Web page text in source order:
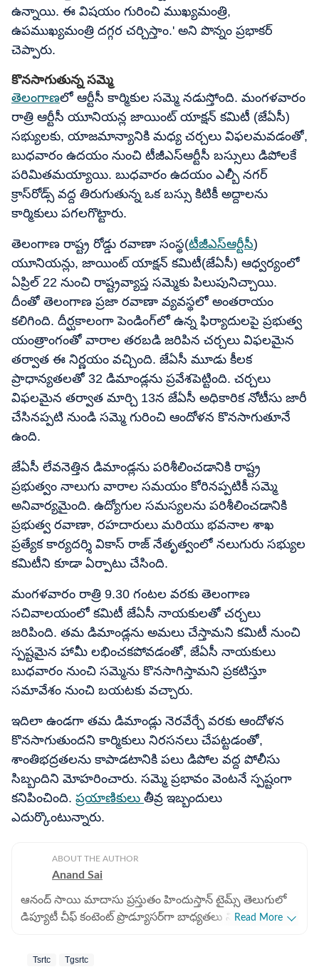
ఉన్నాయి. ఈ విషయం గురించి ముఖ్యమంత్రి,
ఉపముఖ్యమంత్రి దగ్గర చర్చిస్తాం.' అని పొన్నం ప్రభాకర్
చెప్పారు.
కొనసాగుతున్న సమ్మె
తెలంగాణలో ఆర్టీసీ కార్మికుల సమ్మె నడుస్తోంది. మంగళవారం
రాత్రి ఆర్టీసీ యూనియన్ల జాయింట్ యాక్షన్ కమిటీ (జేఏసీ)
సభ్యులకు, యాజమాన్యానికి మధ్య చర్చలు విఫలమవడంతో,
బుధవారం ఉదయం నుంచి టీజీఎస్ఆర్టీసీ బస్సులు డిపోలకే
పరిమితమయ్యాయి. బుధవారం ఉదయం ఎల్బీ నగర్
క్రాస్‌రోడ్స్ వద్ద తిరుగుతున్న ఒక బస్సు కిటికీ అద్దాలను
కార్మికులు పగలగొట్టారు.
తెలంగాణ రాష్ట్ర రోడ్డు రవాణా సంస్థ(టీజీఎస్ఆర్టీసీ)
యూనియన్లు, జాయింట్ యాక్షన్ కమిటీ(జేఏసీ) ఆధ్వర్యంలో
ఏప్రిల్ 22 నుంచి రాష్ట్రవ్యాప్త సమ్మెకు పిలుపునిచ్చాయి.
దీంతో తెలంగాణ ప్రజా రవాణా వ్యవస్థలో అంతరాయం
కలిగింది. దీర్ఘకాలంగా పెండింగ్‌లో ఉన్న ఫిర్యాదులపై ప్రభుత్వ
యంత్రాంగంతో వారాల తరబడి జరిపిన చర్చలు విఫలమైన
తర్వాత ఈ నిర్ణయం వచ్చింది. జేఏసీ మూడు కీలక
ప్రాధాన్యతలతో 32 డిమాండ్లను ప్రవేశపెట్టింది. చర్చలు
విఫలమైన తర్వాత మార్చి 13న జేఏసీ అధికారిక నోటీసు జారీ
చేసినప్పటి నుండి సమ్మె గురించి ఆందోళన కొనసాగుతూనే
ఉంది.
జేఏసీ లేవనెత్తిన డిమాండ్లను పరిశీలించడానికి రాష్ట్ర
ప్రభుత్వం నాలుగు వారాల సమయం కోరినప్పటికీ సమ్మె
అనివార్యమైంది. ఉద్యోగుల సమస్యలను పరిశీలించడానికి
ప్రభుత్వ రవాణా, రహదారులు మరియు భవనాల శాఖ
ప్రత్యేక కార్యదర్శి వికాస్ రాజ్ నేతృత్వంలో నలుగురు సభ్యుల
కమిటీని కూడా ఏర్పాటు చేసింది.
మంగళవారం రాత్రి 9.30 గంటల వరకు తెలంగాణ
సచివాలయంలో కమిటీ జేఏసీ నాయకులతో చర్చలు
జరిపింది. తమ డిమాండ్లను అమలు చేస్తామని కమిటీ నుంచి
స్పష్టమైన హామీ లభించకపోవడంతో, జేఏసీ నాయకులు
బుధవారం నుంచి సమ్మెను కొనసాగిస్తామని ప్రకటిస్తూ
సమావేశం నుంచి బయటకు వచ్చారు.
ఇదిలా ఉండగా తమ డిమాండ్లు నెరవేర్చే వరకు ఆందోళన
కొనసాగుతుందని కార్మికులు నిరసనలు చేపట్టడంతో,
శాంతిభద్రతలను కాపాడటానికి పలు డిపోల వద్ద పోలీసు
సిబ్బందిని మోహరించారు. సమ్మె ప్రభావం వెంటనే స్పష్టంగా
కనిపించింది. ప్రయాణికులు తీవ్ర ఇబ్బందులు
ఎదుర్కొంటున్నారు.
ABOUT THE AUTHOR
Anand Sai
ఆనంద్ సాయి మాదాసు ప్రస్తుతం హిందుస్తాన్ టైమ్స్ తెలుగులో
డిప్యూటీ చీఫ్ కంటెంట్ ప్రొడ్యూసర్‌గా బాధ్యతలు నిర్వర్తిస్తున్నారు.
Read More
Tsrtc Tgsrtc